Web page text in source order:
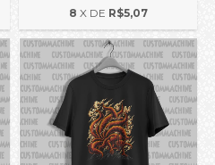
8 X DE R$5,07